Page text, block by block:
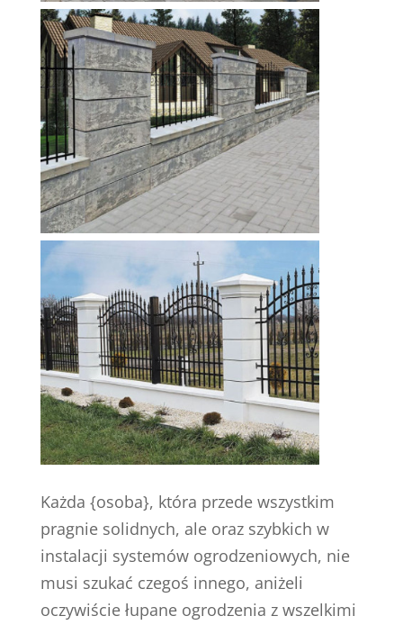
Każda {osoba}, która przede wszystkim
pragnie solidnych, ale oraz szybkich w
instalacji systemów ogrodzeniowych, nie
musi szukać czegoś innego, aniżeli
oczywiście łupane ogrodzenia z wszelkimi